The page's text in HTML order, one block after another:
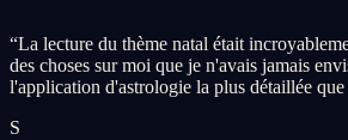
“La lecture du thème natal était
des choses sur moi que je n'avais jamais
l'application d'astrologie la plus détaillée
S